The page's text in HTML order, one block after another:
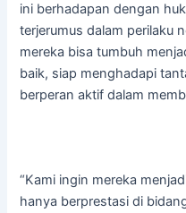
ini berhadapan dengan
terjerumus dalam perilaku
mereka bisa tumbuh
baik, siap menghadapi
berperan aktif dalam
“Kami ingin mereka
hanya berprestasi di